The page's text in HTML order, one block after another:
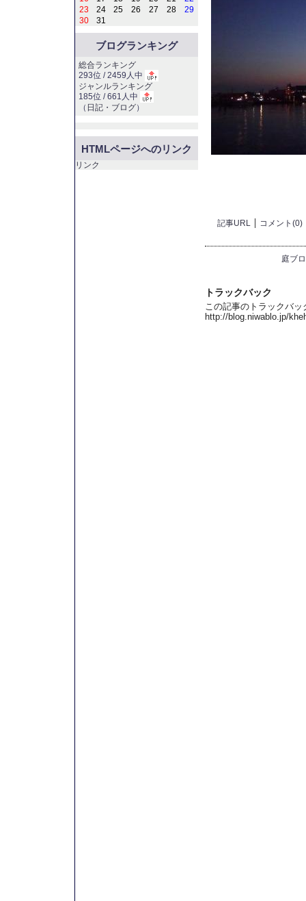
記事URL コメント(0)
庭ブ
トラックバック
この記事のトラックバッ
http://blog.niwablo.jp/
23
24 25 26 27 28
29
30
31
ブログランキング
総合ランキング
293位 / 2459人中
ジャンルランキング
185位 / 661人中
（ 日記・ブログ）
HTMLページへのリンク
リンク